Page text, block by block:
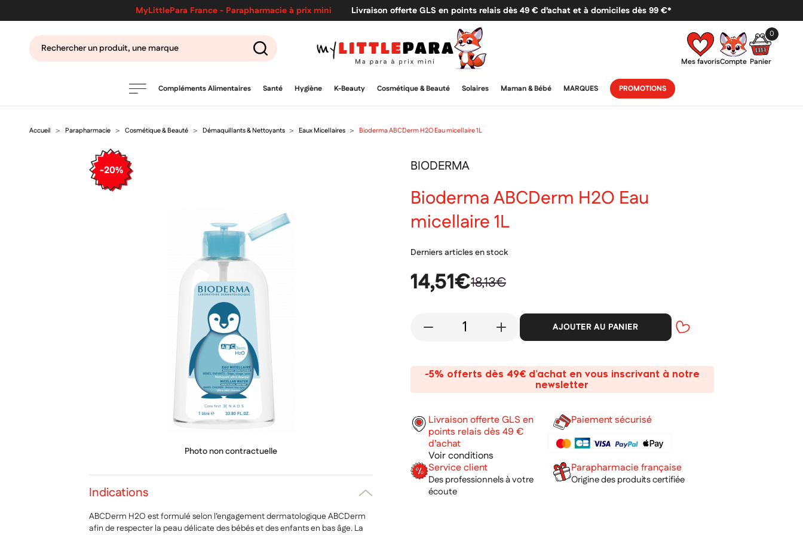
MyLittlePara France - Parapharmacie à prix mini Livraison offerte GLS en points relais dès 49 € d’achat et à domiciles dès 99 €*
PRODUITS
Mes favorisCompte
0
Panier
Compléments Alimentaires Santé Hygiène K-Beauty Cosmétique & Beauté Solaires Maman & Bébé MARQUES PROMOTIONS
Accueil Parapharmacie Cosmétique & Beauté Démaquillants & Nettoyants Eaux Micellaires Bioderma ABCDerm H2O Eau micellaire 1L
BIODERMA
Bioderma ABCDerm H2O Eau
micellaire 1L
Derniers articles en stock
14,51€18,13€
- + AJOUTER AU PANIER
-5% offerts dès 49€ d’achat en vous inscrivant à notre
newsletter
Livraison offerte GLS en
points relais dès 49 €
d’achat
Voir conditions
Paiement sécurisé
Service client
Des professionnels à votre
écoute
Parapharmacie française
Origine des produits certifiée
-20%
Photo non contractuelle
Indications
ABCDerm H2O est formulé selon l’engagement dermatologique ABCDerm
afin de respecter la peau délicate des bébés et des enfants en bas âge. La